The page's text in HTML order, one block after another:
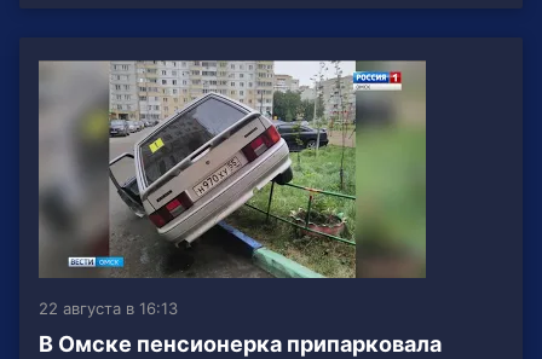
22 августа в 16:13
В Омске пенсионерка припарковала